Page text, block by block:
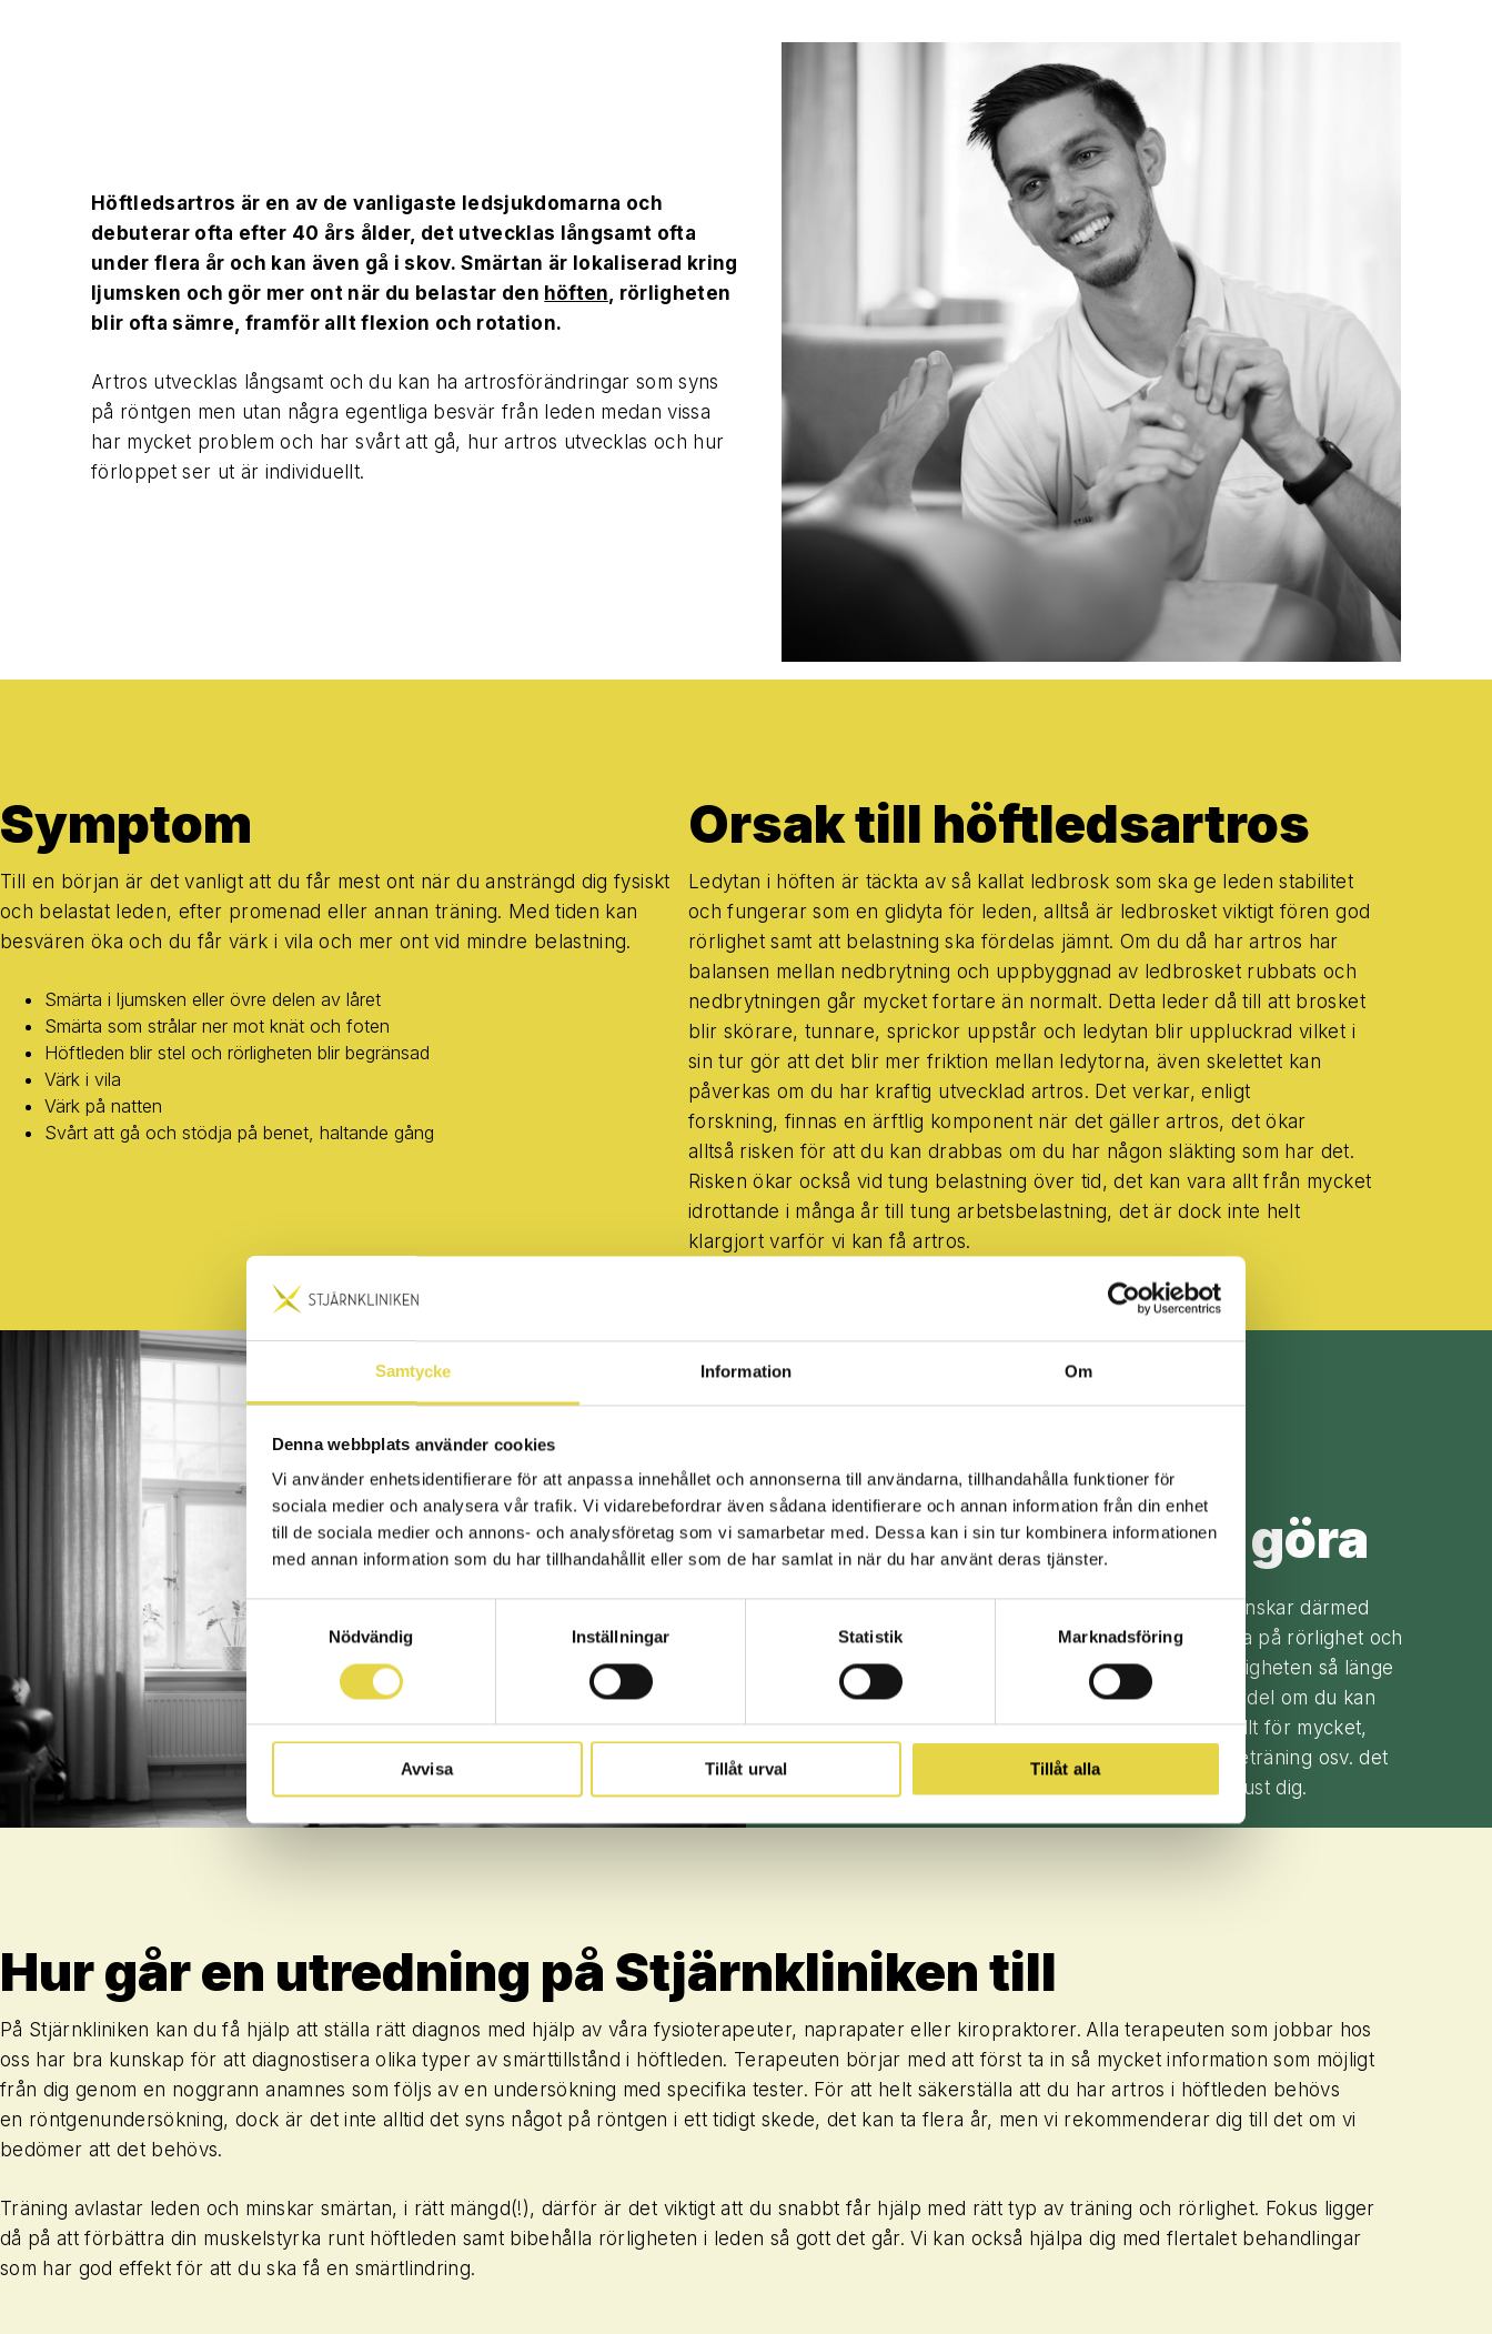
Samtycke Information Om
Denna webbplats använder cookies
Vi använder enhetsidentifierare för att anpassa innehållet och annonserna till användarna, tillhandahålla funktioner för
sociala medier och analysera vår trafik. Vi vidarebefordrar även sådana identifierare och annan information från din enhet
till de sociala medier och annons- och analysföretag som vi samarbetar med. Dessa kan i sin tur kombinera informationen
med annan information som du har tillhandahållit eller som de har samlat in när du har använt deras tjänster.
Samtyckesval
Nödvändig
Inställningar Statistik Marknadsföring
Avvisa Tillåt urval Tillåt alla
Höftledsartros är en av de vanligaste ledsjukdomarna och
debuterar ofta efter 40 års ålder, det utvecklas långsamt ofta
under flera år och kan även gå i skov. Smärtan är lokaliserad kring
ljumsken och gör mer ont när du belastar den höften, rörligheten
blir ofta sämre, framför allt flexion och rotation.
Artros utvecklas långsamt och du kan ha artrosförändringar som syns
på röntgen men utan några egentliga besvär från leden medan vissa
har mycket problem och har svårt att gå, hur artros utvecklas och hur
förloppet ser ut är individuellt.
Symptom
Till en början är det vanligt att du får mest ont när du ansträngd dig fysiskt
och belastat leden, efter promenad eller annan träning. Med tiden kan
besvären öka och du får värk i vila och mer ont vid mindre belastning.
Smärta i ljumsken eller övre delen av låret
Smärta som strålar ner mot knät och foten
Höftleden blir stel och rörligheten blir begränsad
Värk i vila
Värk på natten
Svårt att gå och stödja på benet, haltande gång
Orsak till höftledsartros
Ledytan i höften är täckta av så kallat ledbrosk som ska ge leden stabilitet
och fungerar som en glidyta för leden, alltså är ledbrosket viktigt fören god
rörlighet samt att belastning ska fördelas jämnt. Om du då har artros har
balansen mellan nedbrytning och uppbyggnad av ledbrosket rubbats och
nedbrytningen går mycket fortare än normalt. Detta leder då till att brosket
blir skörare, tunnare, sprickor uppstår och ledytan blir uppluckrad vilket i
sin tur gör att det blir mer friktion mellan ledytorna, även skelettet kan
påverkas om du har kraftig utvecklad artros. Det verkar, enligt
forskning, finnas en ärftlig komponent när det gäller artros, det ökar
alltså risken för att du kan drabbas om du har någon släkting som har det.
Risken ökar också vid tung belastning över tid, det kan vara allt från mycket
idrottande i många år till tung arbetsbelastning, det är dock inte helt
klargjort varför vi kan få artros.
STJÄRNSKOLAN
Vad kan jag själv göra
Rätt mängd och rätt träning avlastar leden och minskar därmed
smärtan. Det är därför viktigt att du försöker fokusera på rörlighet och
styrketräning, målet är att bevara den befintliga rörligheten så länge
det går och få ner smärtintensiteten. Det är en fördel om du kan
utföra aktiviteter där du inte belastar höftleden allt för mycket,
förslagsvis cykling, simning, promenader, lätt styrketräning osv. det
kan vara svårt att hitta en nivå som passar just dig.
Hur går en utredning på Stjärnkliniken till
På Stjärnkliniken kan du få hjälp att ställa rätt diagnos med hjälp av våra fysioterapeuter, naprapater eller kiropraktorer. Alla terapeuten som jobbar hos
oss har bra kunskap för att diagnostisera olika typer av smärttillstånd i höftleden. Terapeuten börjar med att först ta in så mycket information som möjligt
från dig genom en noggrann anamnes som följs av en undersökning med specifika tester. För att helt säkerställa att du har artros i höftleden behövs
en röntgenundersökning, dock är det inte alltid det syns något på röntgen i ett tidigt skede, det kan ta flera år, men vi rekommenderar dig till det om vi
bedömer att det behövs.
Träning avlastar leden och minskar smärtan, i rätt mängd(!), därför är det viktigt att du snabbt får hjälp med rätt typ av träning och rörlighet. Fokus ligger
då på att förbättra din muskelstyrka runt höftleden samt bibehålla rörligheten i leden så gott det går. Vi kan också hjälpa dig med flertalet behandlingar
som har god effekt för att du ska få en smärtlindring.